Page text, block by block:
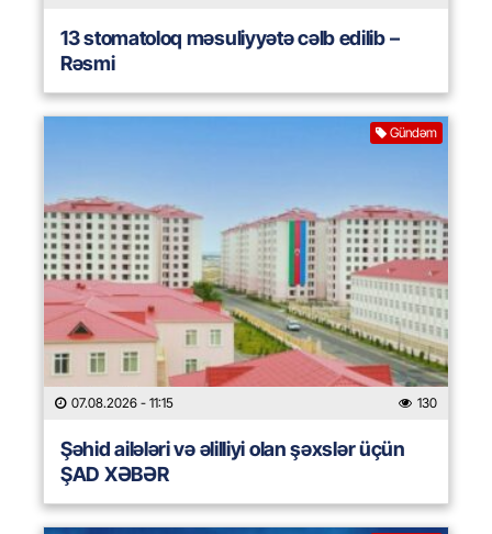
13 stomatoloq məsuliyyətə cəlb edilib –
Rəsmi
Gündəm
07.08.2026 - 11:15 130
Şəhid ailələri və əlilliyi olan şəxslər üçün
ŞAD XƏBƏR